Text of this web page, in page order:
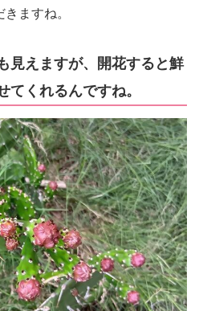
ますね。
見えますが、開花すると鮮
てくれるんですね。